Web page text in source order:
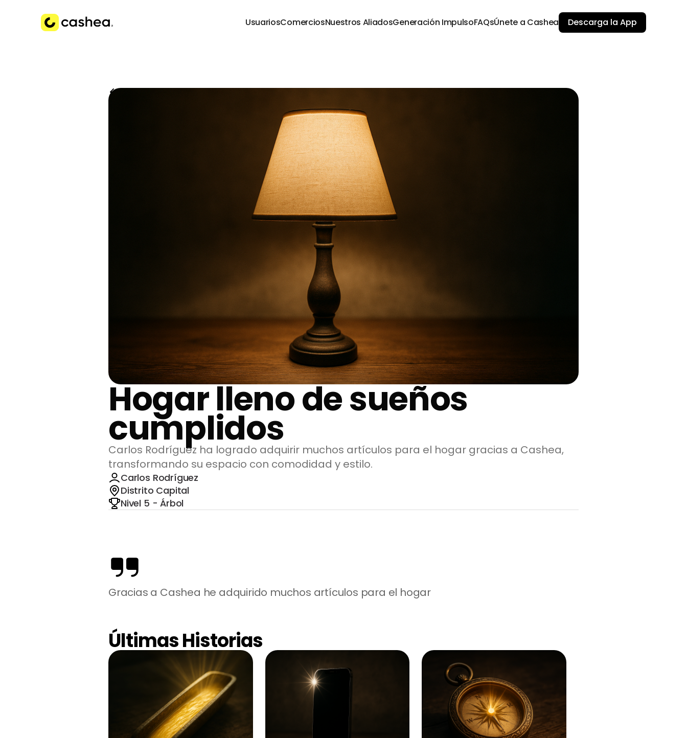
UsuariosComerciosNuestros AliadosGeneración ImpulsoFAQsÚnete a Cashea Descarga la App
Volver a Historias
Hogar lleno de sueños
cumplidos
Carlos Rodríguez ha logrado adquirir muchos artículos para el hogar gracias a Cashea,
transformando su espacio con comodidad y estilo.
Carlos Rodríguez
Distrito Capital
Nivel 5 - Árbol
Gracias a Cashea he adquirido muchos artículos para el hogar
Últimas Historias